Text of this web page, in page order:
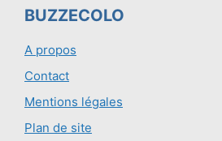
BUZZECOLO
A propos
Contact
Mentions légales
Plan de site